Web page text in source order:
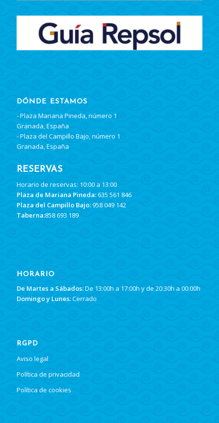
DÓNDE ESTAMOS
- Plaza Mariana Pineda, número 1
Granada, España
- Plaza del Campillo Bajo, número 1
Granada, España
RESERVAS
Horario de reservas: 10:00 a 13:00
Plaza de Mariana Pineda:635 561 846
Plaza del Campillo Bajo:958 049 142
Taberna:858 693 189
HORARIO
De Martes a Sábados:De 13:00h a 17:00h y de 20:30h a 00:00h
Domingo y Lunes:Cerrado
RGPD
Aviso legal
Política de privacidad
Política de cookies